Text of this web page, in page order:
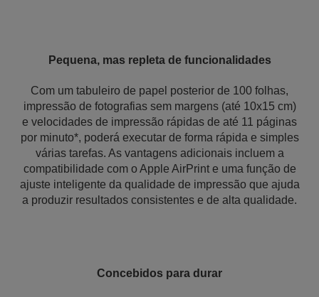
Pequena, mas repleta de funcionalidades
Com um tabuleiro de papel posterior de 100 folhas,
impressão de fotografias sem margens (até 10x15 cm)
e velocidades de impressão rápidas de até 11 páginas
por minuto*, poderá executar de forma rápida e simples
várias tarefas. As vantagens adicionais incluem a
compatibilidade com o Apple AirPrint e uma função de
ajuste inteligente da qualidade de impressão que ajuda
a produzir resultados consistentes e de alta qualidade.
Concebidos para durar